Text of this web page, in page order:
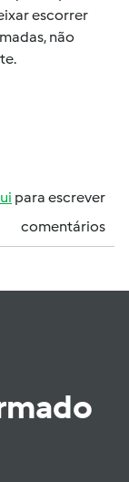
escorrer
não
para escrever
comentários